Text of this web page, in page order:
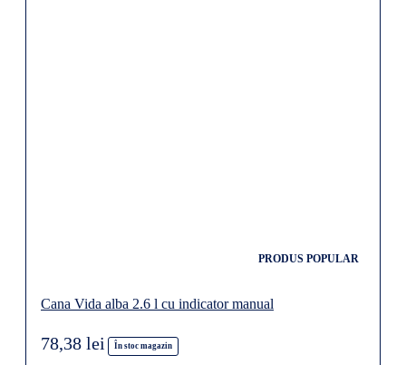
PRODUS POPULAR
Cana Vida alba 2.6 l cu indicator manual
În stoc magazin
78,38 lei